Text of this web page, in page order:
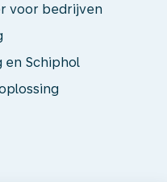
voor bedrijven
en Schiphol